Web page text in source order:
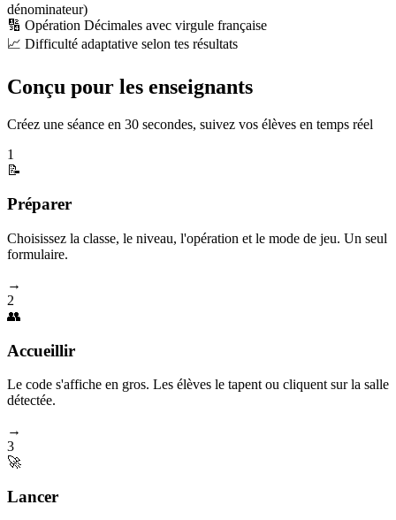
dénominateur)
🔢 Opération Décimales avec virgule française
📈 Difficulté adaptative selon tes résultats
Conçu pour les enseignants
Créez une séance en 30 secondes, suivez vos élèves en temps réel
1
📝
Préparer
Choisissez la classe, le niveau, l'opération et le mode de jeu. Un seul
formulaire.
→
2
👥
Accueillir
Le code s'affiche en gros. Les élèves le tapent ou cliquent sur la salle
détectée.
→
3
🚀
Lancer